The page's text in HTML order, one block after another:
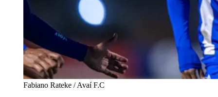
Fabiano Rateke / Avaí F.C